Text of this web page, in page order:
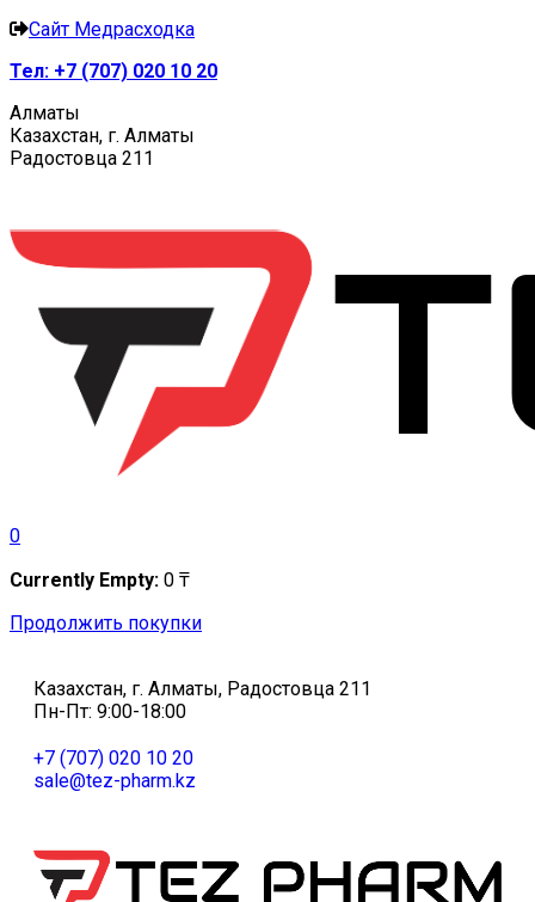
Сайт Медрасходка
Тел: +7 (707) 020 10 20
Алматы
Казахстан, г. Алматы
Радостовца 211
0
Currently Empty: 0 ₸
Продолжить покупки
Казахстан, г. Алматы, Радостовца 211
Пн-Пт: 9:00-18:00
+7 (707) 020 10 20
sale@tez-pharm.kz